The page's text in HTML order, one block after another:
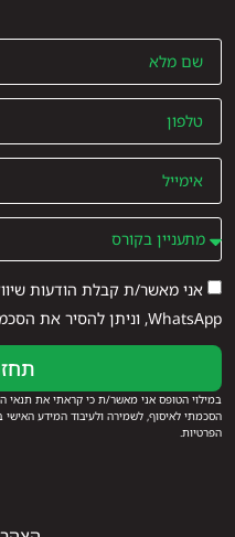
WhatsApp, וניתן להסיר את הסכמתי בכל עת.
במילוי הטופס אני מאשר/ת כי קראתי את תנאי
הסכמתי לאיסוף, לשמירה ולעיבוד המידע
הפרטיות.